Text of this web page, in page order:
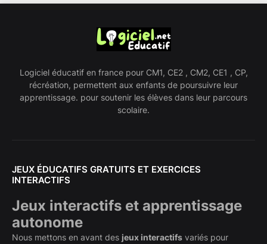
Logiciel éducatif en france pour CM1, CE2 , CM2, CE1 , CP,
récréation, permettent aux enfants de poursuivre leur
apprentissage. pour soutenir les élèves dans leur parcours
scolaire.
JEUX ÉDUCATIFS GRATUITS ET EXERCICES
INTERACTIFS
Jeux interactifs et apprentissage
autonome
Nous mettons en avant des jeux interactifs variés pour